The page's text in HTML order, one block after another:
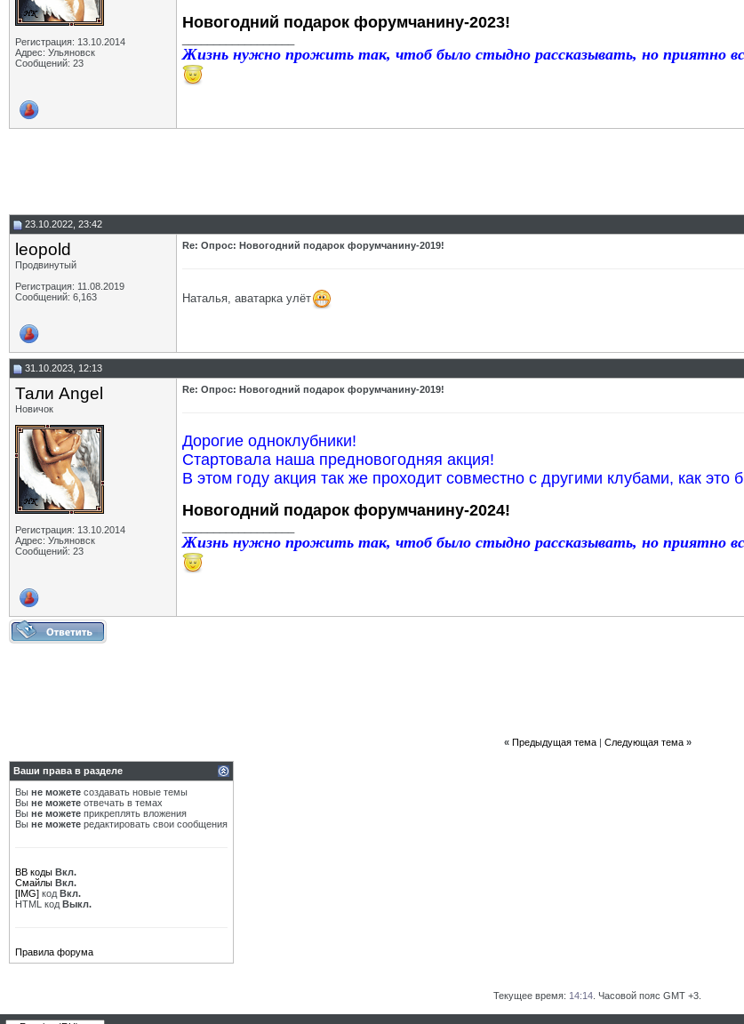
Регистрация: 13.10.2014
Адрес: Ульяновск
Сообщений: 23
Новогодний подарок форумчанину-2023!
Жизнь нужно прожить так, чтоб было стыдно рассказывать, но приятно
23.10.2022, 23:42
leopold
Продвинутый
Регистрация: 11.08.2019
Сообщений: 6,163
Re: Опрос: Новогодний подарок форумчанину-2019!
Наталья, аватарка улёт
31.10.2023, 12:13
Тали Angel
Новичок
Регистрация: 13.10.2014
Адрес: Ульяновск
Сообщений: 23
Re: Опрос: Новогодний подарок форумчанину-2019!
Дорогие одноклубники!
Стартовала наша предновогодняя акция!
В этом году акция так же проходит совместно с другими клубами, как это
Новогодний подарок форумчанину-2024!
Жизнь нужно прожить так, чтоб было стыдно рассказывать, но приятно
« Предыдущая тема| Следующая тема »
Ваши права в разделе
Вы не можете создавать новые темы
Вы не можете отвечать в темах
Вы не можете прикреплять вложения
Вы не можете редактировать свои сообщения
BB коды Вкл.
Смайлы Вкл.
[IMG] код Вкл.
HTML код Выкл.
Правила форума
Текущее время: 14:14 . Часовой пояс GMT +3.